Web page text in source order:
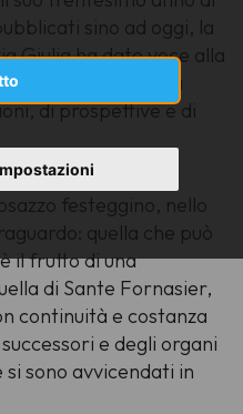
sino ad oggi, la
Giulia ha dato voce alla
una storia
di prospettive e di
di canto
festeggino, nello
quella che può
il frutto di una
di Sante Fornasier,
continuità e costanza
e degli organi
si sono avvicendati in